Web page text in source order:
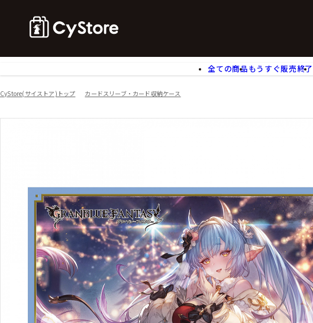
全ての商品もうすぐ販売終了
アクリルスタンド
チケット
CyStore(サイストア)トップ カードスリーブ・カード収納ケース